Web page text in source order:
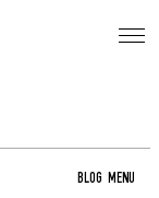
BLOG MENU